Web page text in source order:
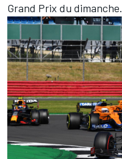
Grand Prix du dimanche.